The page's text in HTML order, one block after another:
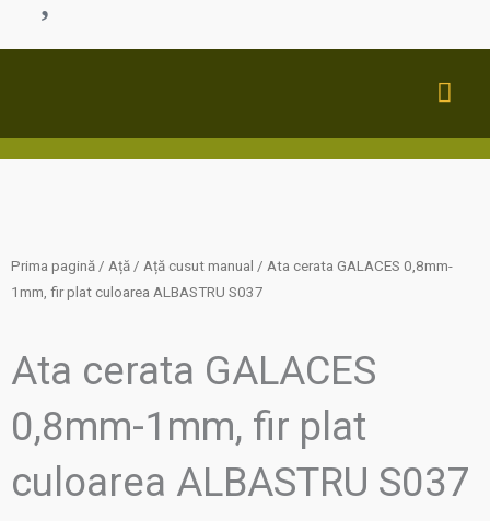
Prima pagină / Ață / Ață cusut manual / Ata cerata GALACES 0,8mm-
1mm, fir plat culoarea ALBASTRU S037
Ata cerata GALACES
0,8mm-1mm, fir plat
culoarea ALBASTRU S037